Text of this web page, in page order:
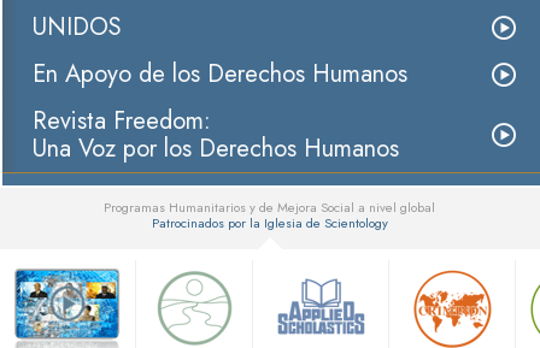
UNIDOS
En Apoyo de los Derechos Humanos
Revista Freedom:
Una Voz por los Derechos Humanos
Programas Humanitarios y de Mejora Social a nivel global
Patrocinados por la Iglesia de Scientology